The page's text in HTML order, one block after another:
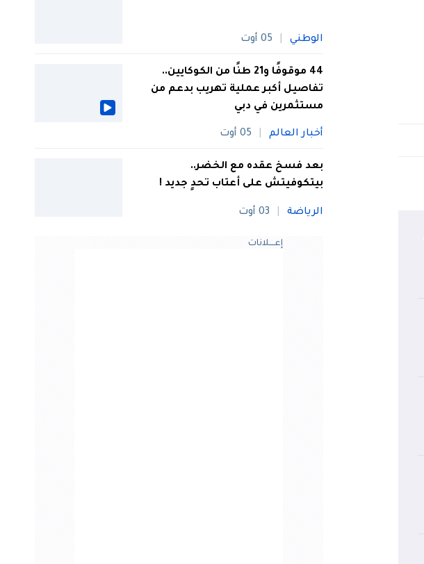
الوطني 05 أوت
44 موقوفًا و21 طنًا من الكوكايين..
تفاصيل أكبر عملية تهريب بدعم من
مستثمرين في دبي
أخبار العالم 05 أوت
بعد فسخ عقده مع الخضر..
بيتكوفيتش على أعتاب تحدٍ جديد !
الرياضة 03 أوت
إعــــلانات